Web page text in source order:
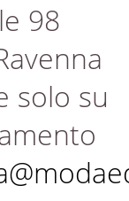
98
solo su